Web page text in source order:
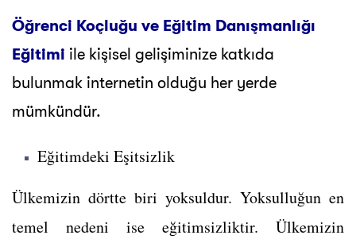
Öğrenci Koçluğu ve Eğitim Danışmanlığı
Eğitimi ile kişisel gelişiminize katkıda
bulunmak internetin olduğu her yerde
mümkündür.
Eğitimdeki Eşitsizlik
Ülkemizin dörtte biri yoksuldur. Yoksulluğun en
temel nedeni ise eğitimsizliktir. Ülkemizin